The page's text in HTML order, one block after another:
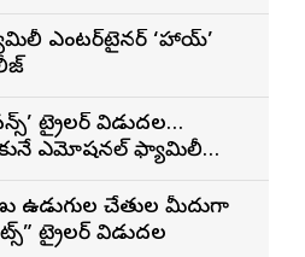
ఎంటర్‌టైనర్ ‘హాయ్’
ట్రైలర్ విడుదల…
ఎమోషనల్ ఫ్యామిలీ
ఉడుగుల చేతుల మీదుగా
ట్రైలర్ విడుదల